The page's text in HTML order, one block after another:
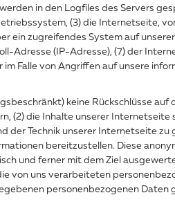
in den Logfiles des Servers
(3) die Internetseite,
ein zugreifendes System auf
Adresse (IP-Adresse), (7) der
Falle von Angriffen auf unsere
keine Rückschlüsse auf
(2) die Inhalte unserer Internetseite
Technik unserer Internetseite zu
bereitzustellen. Diese
und ferner mit dem Ziel
von uns verarbeiteten
personenbezogenen Daten